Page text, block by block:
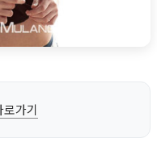
가기